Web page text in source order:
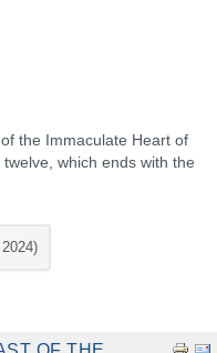
the Immaculate Heart of
which ends with the